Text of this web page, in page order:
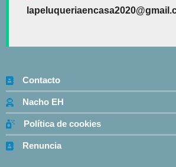
Contacto
Nacho EH
Política de cookies
Renuncia